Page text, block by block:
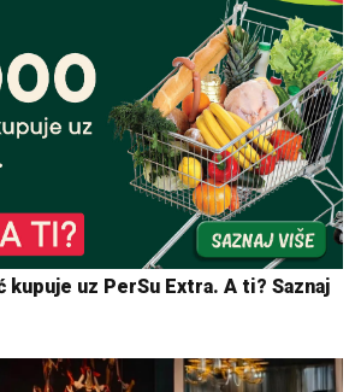
kupuje uz PerSu Extra. A ti? Saznaj